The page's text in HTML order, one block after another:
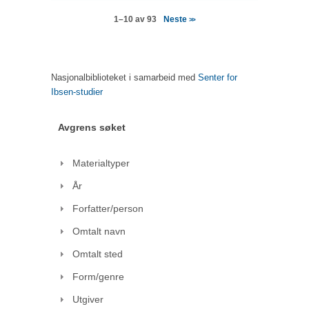
1–10 av 93 Neste>>
Nasjonalbiblioteket i samarbeid med Senter for
Ibsen-studier
Avgrens søket
Materialtyper
År
Forfatter/person
Omtalt navn
Omtalt sted
Form/genre
Utgiver